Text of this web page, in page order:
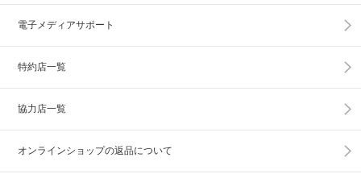
電子メディアサポート
特約店一覧
協力店一覧
オンラインショップの返品について